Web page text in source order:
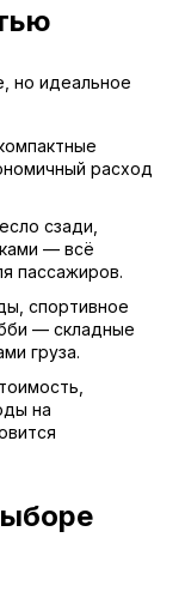
но идеальное
расход
сзади,
— всё
пассажиров.
спортивное
— складные
груза.
на